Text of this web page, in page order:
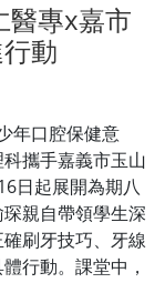
醫專x嘉市
動
年口腔保健意
攜手嘉義市玉山
日起展開為期八
親自帶領學生深
刷牙技巧、牙線
行動。課堂中，